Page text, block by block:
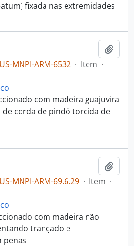
fixada nas extremidades
MNPI-ARM-6532 · Item ·
com madeira guajuvira
de corda de pindó torcida de
MNPI-ARM-69.6.29 · Item ·
com madeira não
trançado e
penas